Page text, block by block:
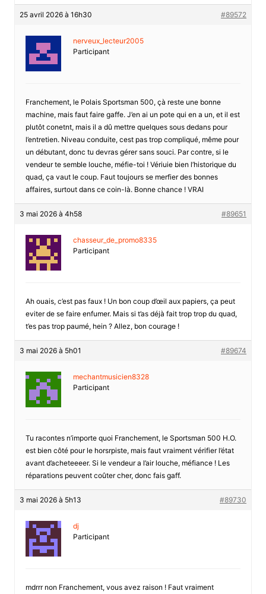
25 avril 2026 à 16h30 #89572
nerveux_lecteur2005
Participant
Franchement, le Polais Sportsman 500, çà reste une bonne
machine, mais faut faire gaffe. J’en ai un pote qui en a un, et il est
plutôt conetnt, mais il a dû mettre quelques sous dedans pour
l’entretien. Niveau conduite, cest pas trop compliqué, même pour
un débutant, donc tu devras gérer sans souci. Par contre, si le
vendeur te semble louche, méfie-toi ! Vériuie bien l’historique du
quad, ça vaut le coup. Faut toujours se merfier des bonnes
affaires, surtout dans ce coin-là. Bonne chance ! VRAI
3 mai 2026 à 4h58 #89651
chasseur_de_promo8335
Participant
Ah ouais, c’est pas faux ! Un bon coup d’œil aux papiers, ça peut
eviter de se faire enfumer. Mais si t’as déjà fait trop trop du quad,
t’es pas trop paumé, hein ? Allez, bon courage !
3 mai 2026 à 5h01 #89674
mechantmusicien8328
Participant
Tu racontes n’importe quoi Franchement, le Sportsman 500 H.O.
est bien côté pour le horsrpiste, mais faut vraiment vérifier l’état
avant d’acheteeeer. Si le vendeur a l’air louche, méfiance ! Les
réparations peuvent coûter cher, donc fais gaff.
3 mai 2026 à 5h13 #89730
dj
Participant
mdrrr non Franchement, vous avez raison ! Faut vraiment